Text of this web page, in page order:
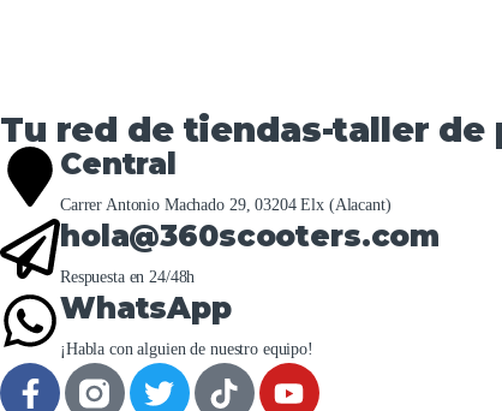
Tu red de tiendas-taller
Central
Carrer Antonio Machado 29, 03204 Elx (Alacant)
hola@360scooters.com
Respuesta en 24/48h
WhatsApp
¡Habla con alguien de nuestro equipo!